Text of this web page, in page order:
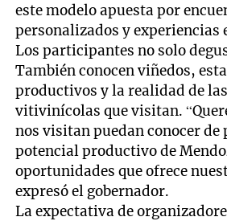
este modelo apuesta por
personalizados y
Los participantes no solo
También conocen viñedos,
productivos y la realidad de
vitivinícolas que visitan.
nos visitan puedan conocer
potencial productivo de
oportunidades que ofrece
expresó el gobernador.
La expectativa de